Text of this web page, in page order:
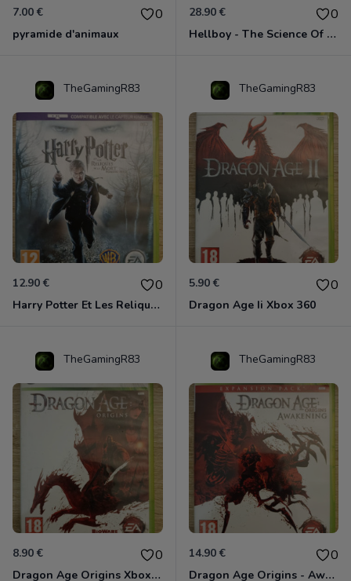
7.00 € 0
pyramide d'animaux
28.90 € 0
Hellboy - The Science Of Evil Xbox 360
TheGamingR83
12.90 € 0
Harry Potter Et Les Reliques De La Mort - 1ère Partie Xbox 360
TheGamingR83
5.90 € 0
Dragon Age Ii Xbox 360
TheGamingR83
8.90 € 0
Dragon Age Origins Xbox 360
TheGamingR83
14.90 € 0
Dragon Age Origins - Awakening Xbox 360